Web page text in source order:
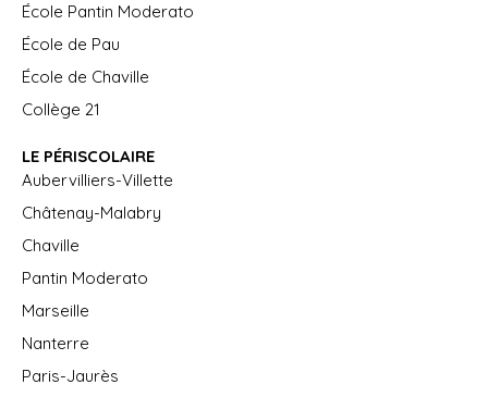
École Pantin Moderato
École de Pau
École de Chaville
Collège 21
LE PÉRISCOLAIRE
Aubervilliers-Villette
Châtenay-Malabry
Chaville
Pantin Moderato
Marseille
Nanterre
Paris-Jaurès